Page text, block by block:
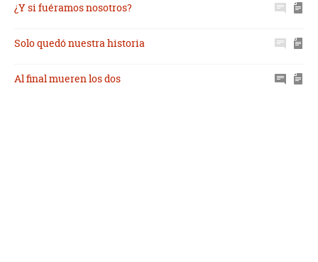
¿Y si fuéramos nosotros?
Solo quedó nuestra historia
Al final mueren los dos